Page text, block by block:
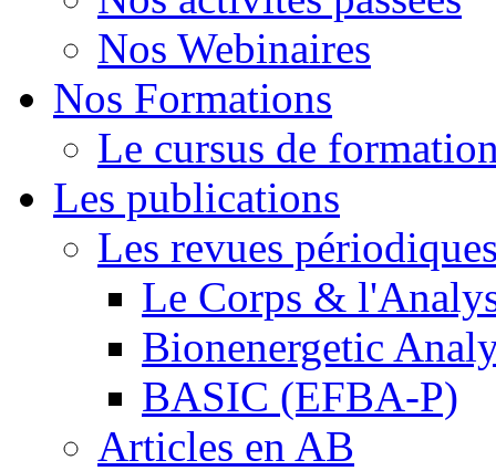
Nos Webinaires
Nos Formations
Le cursus de
Les publications
Les revues
Le Corps &
Bionenergetic
BASIC (EFBA-P)
Articles en AB